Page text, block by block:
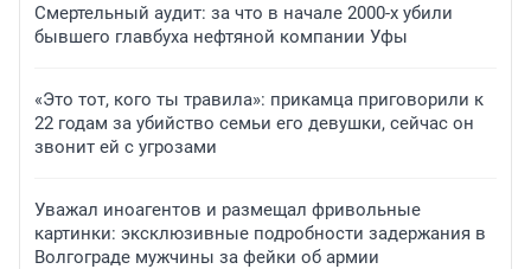
Смертельный аудит: за что в начале 2000-х убили
бывшего главбуха нефтяной компании Уфы
«Это тот, кого ты травила»: прикамца приговорили к
22 годам за убийство семьи его девушки, сейчас он
звонит ей с угрозами
Уважал иноагентов и размещал фривольные
картинки: эксклюзивные подробности задержания в
Волгограде мужчины за фейки об армии